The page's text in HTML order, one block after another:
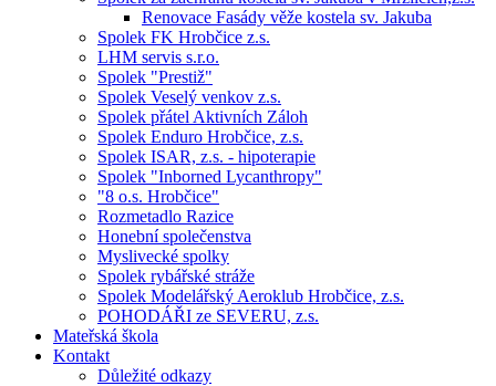
Renovace Fasády věže kostela sv. Jakuba
Spolek FK Hrobčice z.s.
LHM servis s.r.o.
Spolek "Prestiž"
Spolek Veselý venkov z.s.
Spolek přátel Aktivních Záloh
Spolek Enduro Hrobčice, z.s.
Spolek ISAR, z.s. - hipoterapie
Spolek "Inborned Lycanthropy"
"8 o.s. Hrobčice"
Rozmetadlo Razice
Honební společenstva
Myslivecké spolky
Spolek rybářské stráže
Spolek Modelářský Aeroklub Hrobčice, z.s.
POHODÁŘI ze SEVERU, z.s.
Mateřská škola
Kontakt
Důležité odkazy